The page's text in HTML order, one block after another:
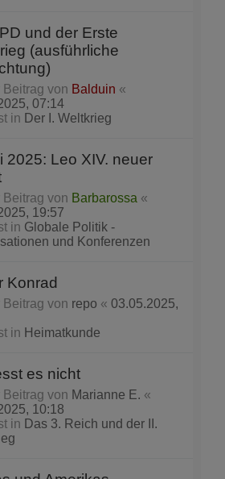
und der Erste
(ausführliche
Beitrag von Balduin «
07:14
in Der I. Weltkrieg
2025: Leo XIV. neuer
Beitrag von Barbarossa «
19:57
in Globale Politik -
und Konferenzen
Konrad
Beitrag von repo « 03.05.2025,
in Heimatkunde
es nicht
Beitrag von Marianne E. «
10:18
in Das 3. Reich und der II.